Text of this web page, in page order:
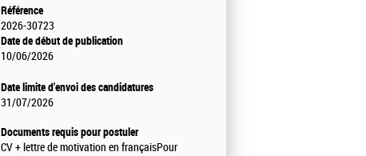
Référence
2026-30723
Date de début de publication
10/06/2026
Date limite d'envoi des candidatures
31/07/2026
Documents requis pour postuler
CV + lettre de motivation en françaisPour